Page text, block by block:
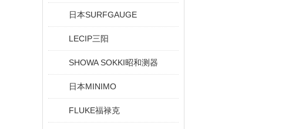
日本SURFGAUGE
LECIP三阳
SHOWA SOKKI昭和测器
日本MINIMO
FLUKE福禄克